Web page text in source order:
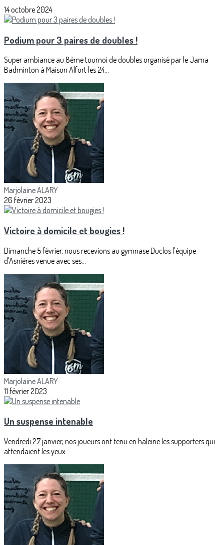
14 octobre 2024
Podium pour 3 paires de doubles !
Super ambiance au 8ème tournoi de doubles organisé par le Jama
Badminton à Maison Alfort les 24...
Marjolaine ALARY
26 février 2023
Victoire à domicile et bougies !
Dimanche 5 février, nous recevions au gymnase Duclos l'équipe
d'Asnières venue avec ses...
Marjolaine ALARY
11 février 2023
Un suspense intenable
Vendredi 27 janvier, nos joueurs ont tenu en haleine les supporters qui
attendaient les yeux...